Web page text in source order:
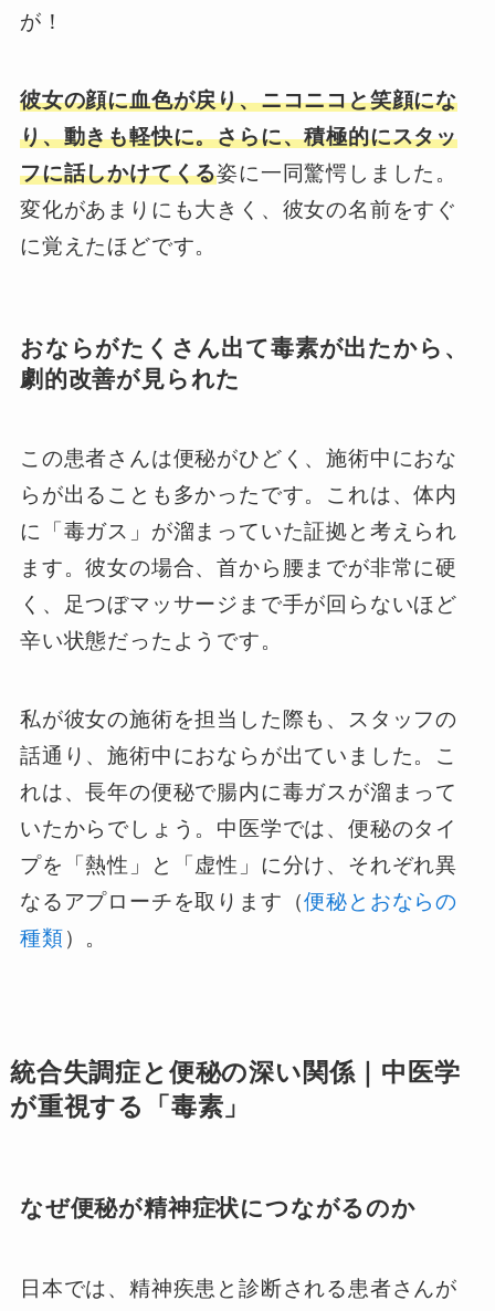
が！
彼女の顔に血色が戻り、ニコニコと笑顔にな
り、動きも軽快に。さらに、積極的にスタッ
フに話しかけてくる姿に一同驚愕しました。
変化があまりにも大きく、彼女の名前をすぐ
に覚えたほどです。
おならがたくさん出て毒素が出たから、
劇的改善が見られた
この患者さんは便秘がひどく、施術中におな
らが出ることも多かったです。これは、体内
に「毒ガス」が溜まっていた証拠と考えられ
ます。彼女の場合、首から腰までが非常に硬
く、足つぼマッサージまで手が回らないほど
辛い状態だったようです。
私が彼女の施術を担当した際も、スタッフの
話通り、施術中におならが出ていました。こ
れは、長年の便秘で腸内に毒ガスが溜まって
いたからでしょう。中医学では、便秘のタイ
プを「熱性」と「虚性」に分け、それぞれ異
なるアプローチを取ります（便秘とおならの
種類）。
統合失調症と便秘の深い関係｜中医学
が重視する「毒素」
なぜ便秘が精神症状につながるのか
日本では、精神疾患と診断される患者さんが